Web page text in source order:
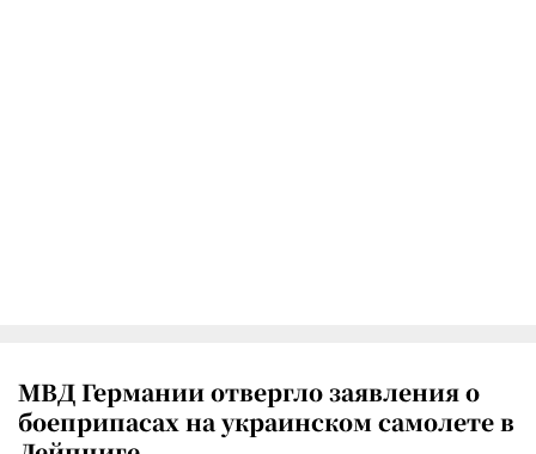
МВД Германии отвергло заявления о
боеприпасах на украинском самолете в